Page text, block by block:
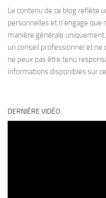
Le contenu de ce blog reflète
personnelles et n’engage
manière générale
un conseil professionnel et ne
ne peux pas être tenu
informations disponibles sur
DERNIÈRE VIDÉO